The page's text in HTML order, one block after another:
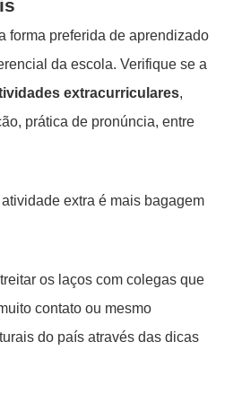
forma preferida de aprendizado
da escola. Verifique se a
extracurriculares,
prática de pronúncia, entre
extra é mais bagagem
os laços com colegas que
contato ou mesmo
do país através das dicas